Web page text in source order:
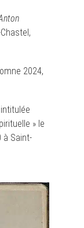
2024,
» le
à Saint-